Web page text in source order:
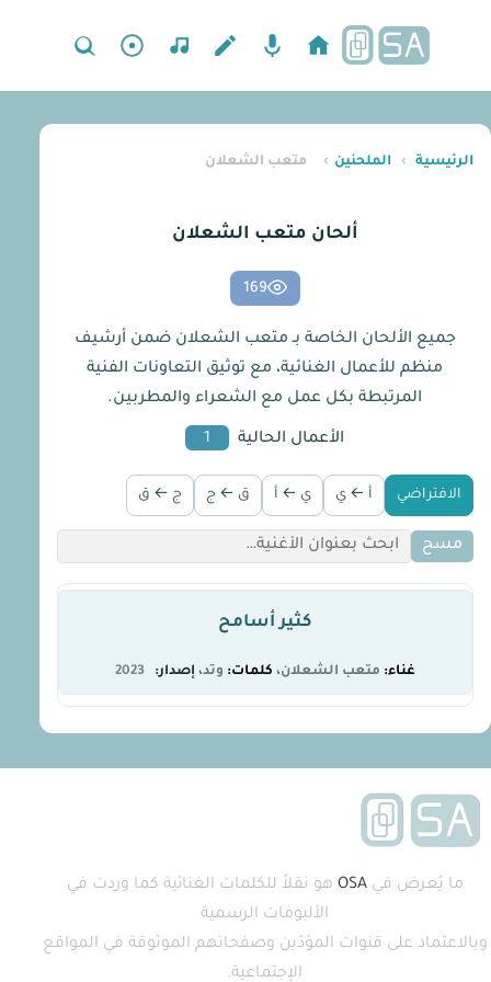
الرئيسية › الملحنين › متعب الشعلان
ألحان متعب الشعلان
169
جميع الألحان الخاصة بـ متعب الشعلان ضمن أرشيف
منظم للأعمال الغنائية، مع توثيق التعاونات الفنية
المرتبطة بكل عمل مع الشعراء والمطربين.
الأعمال الحالية 1
الافتراضي أ ← ي ي ← أ ق ← ج ج ← ق
مسح
كثير أسامح
متعب الشعلان وتد 2023
ما يُعرض فيOSA هو نقلاً للكلمات الغنائية كما وردت في
الألبومات الرسمية
وبالاعتماد على قنوات المؤدّين وصفحاتهم الموثوقة في المواقع
الإجتماعية.